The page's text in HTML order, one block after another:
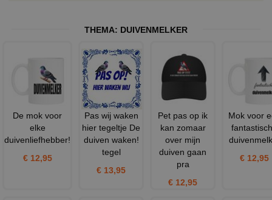
THEMA: DUIVENMELKER
De mok voor
elke
duivenliefhebber!
€ 12,95
Pas wij waken
hier tegeltje De
duiven waken!
tegel
€ 13,95
Pet pas op ik
kan zomaar
over mijn
duiven gaan
pra
€ 12,95
Mok voor
€ 12,95